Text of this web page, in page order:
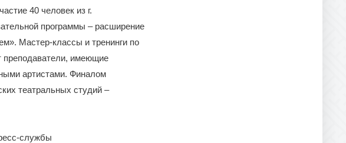
40 человек из г.
программы – расширение
Мастер-классы и тренинги по
преподаватели, имеющие
артистами. Финалом
театральных студий –
службы